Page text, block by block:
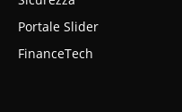
Portale Slider
FinanceTech